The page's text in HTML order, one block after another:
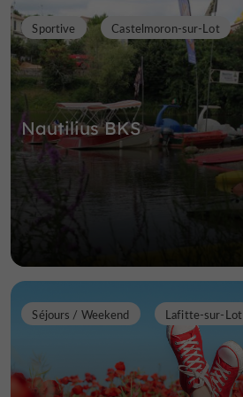
Nautilius BKS
Sportive Castelmoron-sur-Lot
Séjours / Weekend Lafitte-sur-Lot